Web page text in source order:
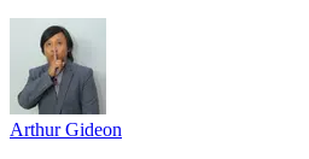
Arthur Gideon